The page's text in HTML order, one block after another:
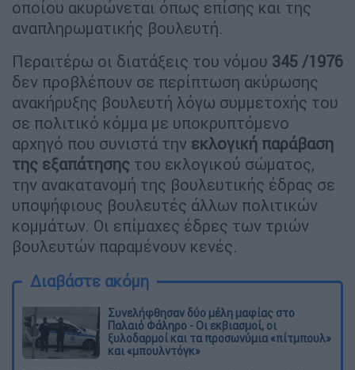
οποίου ακυρώνεται όπως επίσης και της
αναπληρωματικής βουλευτή.
Περαιτέρω οι διατάξεις του νόμου 345 /1976
δεν προβλέπουν σε περίπτωση ακύρωσης
ανακήρυξης βουλευτή λόγω συμμετοχής του
σε πολιτικό κόμμα με υποκρυπτόμενο
αρχηγό που συνιστά την εκλογική παράβαση
της εξαπάτησης του εκλογικού σώματος,
την ανακατανομή της βουλευτικής έδρας σε
υποψήφιους βουλευτές άλλων πολιτικών
κομμάτων. Οι επίμαχες έδρες των τριών
βουλευτών παραμένουν κενές.
Διαβάστε ακόμη
Συνελήφθησαν δύο μέλη μαφίας στο
Παλαιό Φάληρο - Οι εκβιασμοί, οι
ξυλοδαρμοί και τα προσωνύμια «πίτμπουλ»
και «μπουλντόγκ»